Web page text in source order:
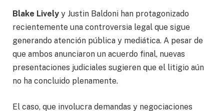
Blake Lively y Justin Baldoni han protagonizado
recientemente una controversia legal que sigue
generando atención pública y mediática. A pesar de
que ambos anunciaron un acuerdo final, nuevas
presentaciones judiciales sugieren que el litigio aún
no ha concluido plenamente.
El caso, que involucra demandas y negociaciones